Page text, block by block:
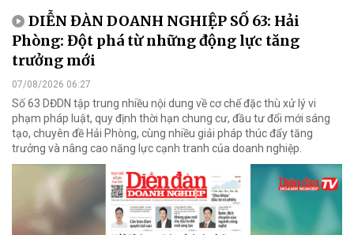
DIỄN ĐÀN DOANH NGHIỆP SỐ 63: Hải
Phòng: Đột phá từ những động lực tăng
trưởng mới
07/08/2026 06:27
Số 63 DĐDN tập trung nhiều nội dung về cơ chế đặc thù xử lý vi
phạm pháp luật, quy định thời hạn chung cư, đầu tư đổi mới sáng
tạo, chuyên đề Hải Phòng, cùng nhiều giải pháp thúc đẩy tăng
trưởng và nâng cao năng lực cạnh tranh của doanh nghiệp.